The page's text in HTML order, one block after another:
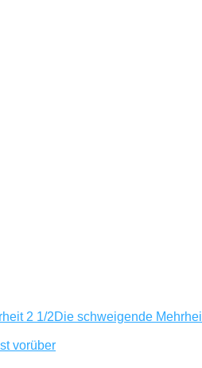
2 1/2Die schweigende
vorüber